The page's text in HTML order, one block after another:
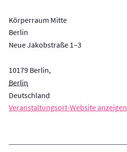
Körperraum Mitte
Berlin
Neue Jakobstraße 1–3
10179 Berlin,
Berlin
Deutschland
Veranstaltungsort-Website anzeigen